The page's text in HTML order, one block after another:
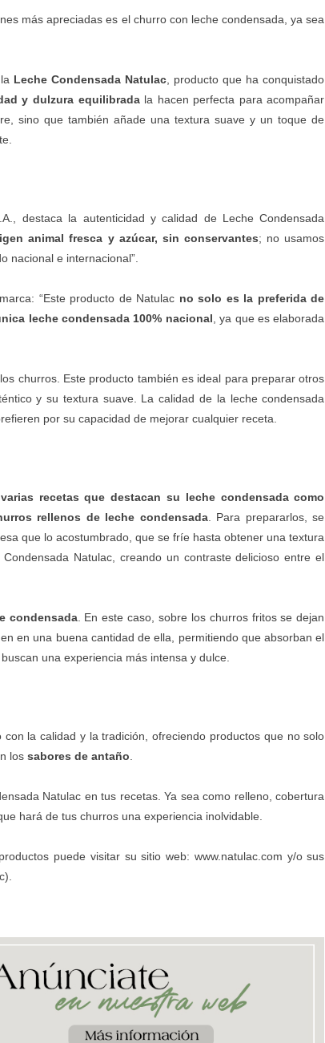
más apreciadas es el churro con leche condensada, ya sea
Leche Condensada Natulac , producto que ha conquistado
y dulzura equilibrada la hacen perfecta para acompañar
sino que también añade una textura suave y un toque de
destaca la autenticidad y calidad de Leche Condensada
animal fresca y azúcar, sin conservantes; no usamos
nacional e internacional”.
“Este producto de Natulac no solo es la preferida de
leche condensada 100% nacional , ya que es elaborada
churros. Este producto también es ideal para preparar otros
y su textura suave. La calidad de la leche condensada
por su capacidad de mejorar cualquier receta.
recetas que destacan su leche condensada como
rellenos de leche condensada. Para prepararlos, se
que lo acostumbrado, que se fríe hasta obtener una textura
Natulac, creando un contraste delicioso entre el
condensada. En este caso, sobre los churros fritos se dejan
en una buena cantidad de ella, permitiendo que absorban el
una experiencia más intensa y dulce.
la calidad y la tradición, ofreciendo productos que no solo
los sabores de antaño
Natulac en tus recetas. Ya sea como relleno, cobertura
hará de tus churros una experiencia inolvidable.
puede visitar su sitio web: www.natulac.com y/o sus
).